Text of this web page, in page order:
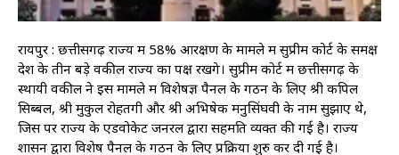
रायपुर : छत्तीसगढ़ राज्य में 58% आरक्षण के मामले में सुप्रीम कोर्ट के समक्ष
देश के तीन बड़े वकील राज्य का पक्ष रखेंगे। सुप्रीम कोर्ट में छत्तीसगढ़ के
स्थायी वकील ने इस मामले में विशेषज्ञ पैनल के गठन के लिए श्री कपिल
सिब्बल, श्री मुकुल रोहतगी और श्री अभिषेक मनुसिंघवी के नाम सुझाए थे,
जिस पर राज्य के एडवोकेट जनरल द्वारा सहमति व्यक्त की गई है। राज्य
शासन द्वारा विशेष पैनल के गठन के लिए प्रक्रिया शुरु कर दी गई है।